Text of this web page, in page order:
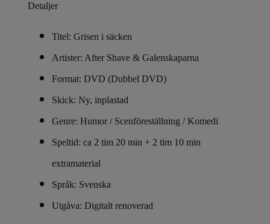
Detaljer
Titel: Grisen i säcken
Artister: After Shave & Galenskaparna
Format: DVD (Dubbel DVD)
Skick: Ny, inplastad
Genre: Humor / Scenföreställning / Komedi
Speltid: ca 2 tim 20 min + 2 tim 10 min
extramaterial
Språk: Svenska
Utgåva: Digitalt renoverad